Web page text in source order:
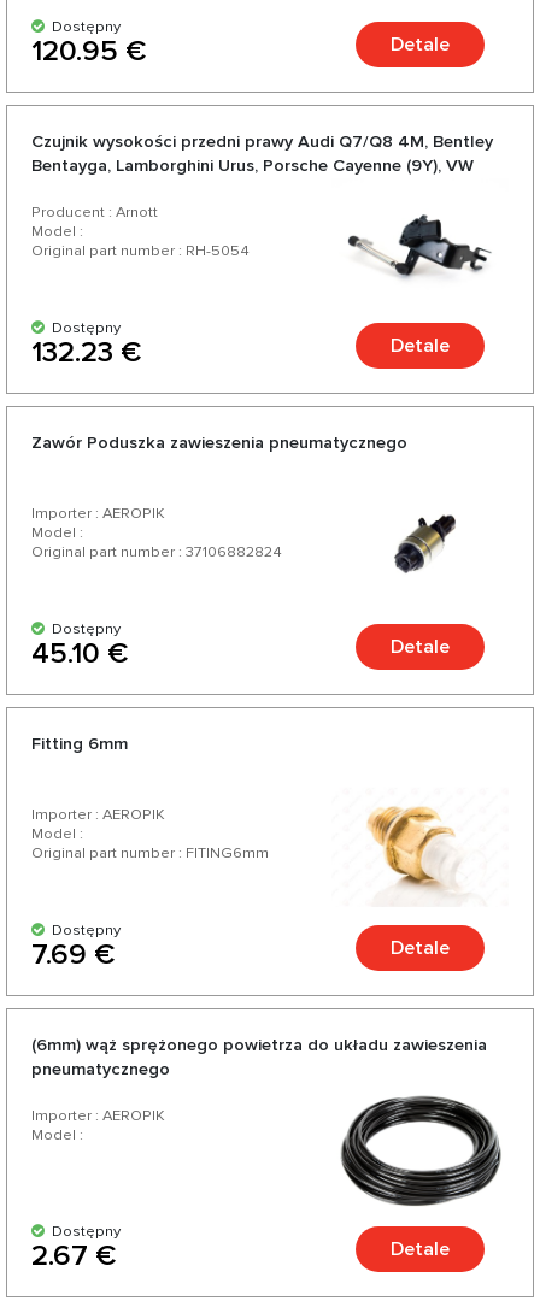
Dostępny
120.95 € Detale
Czujnik wysokości przedni prawy Audi Q7/Q8 4M, Bentley
Bentayga, Lamborghini Urus, Porsche Cayenne (9Y), VW
Producent : Arnott
Model :
Original part number : RH-5054
Dostępny
132.23 € Detale
Zawór Poduszka zawieszenia pneumatycznego
Importer : AEROPIK
Model :
Original part number : 37106882824
Dostępny
45.10 € Detale
Fitting 6mm
Importer : AEROPIK
Model :
Original part number : FITING6mm
Dostępny
7.69 € Detale
(6mm) wąż sprężonego powietrza do układu zawieszenia
pneumatycznego
Importer : AEROPIK
Model :
Dostępny
2.67 € Detale